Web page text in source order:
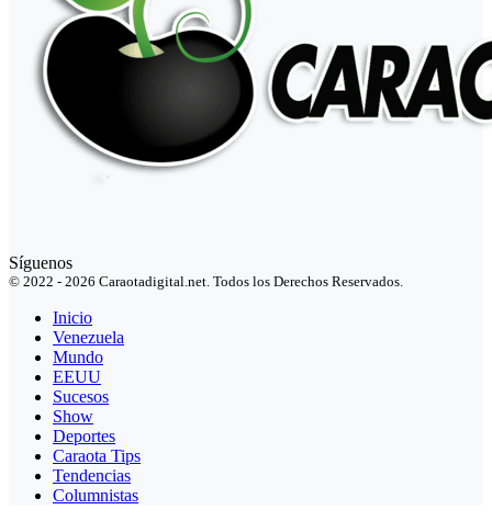
Síguenos
© 2022 - 2026 Caraotadigital.net. Todos los Derechos Reservados.
Inicio
Venezuela
Mundo
EEUU
Sucesos
Show
Deportes
Caraota Tips
Tendencias
Columnistas